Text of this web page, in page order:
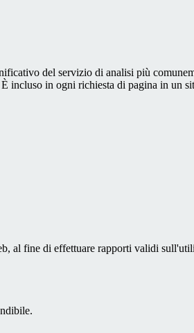
del servizio di analisi più
incluso in ogni richiesta di pagina in un
al fine di effettuare rapporti validi